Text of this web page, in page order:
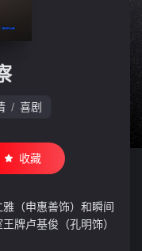
/ 喜剧
收藏
（申惠善饰）和瞬间
牌卢基俊（孔明饰）